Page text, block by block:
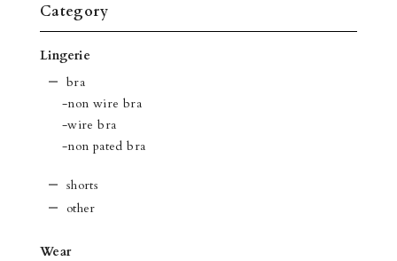
Category
Lingerie
bra
-non wire bra
-wire bra
-non pated bra
shorts
other
Wear